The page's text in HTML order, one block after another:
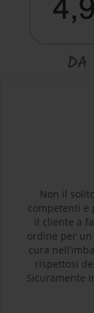
Non il
competenti e
il cliente a
ordine per
cura
rispettosi
Sicuramente
siamo tutti
Grazie!